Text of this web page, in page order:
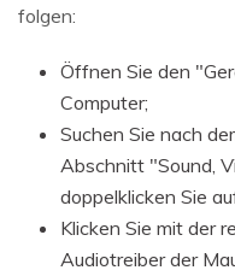
folgen:
Öffnen Sie den
Computer;
Suchen Sie nach
Abschnitt "Sound,
doppelklicken Sie
Klicken Sie mit der
Audiotreiber der